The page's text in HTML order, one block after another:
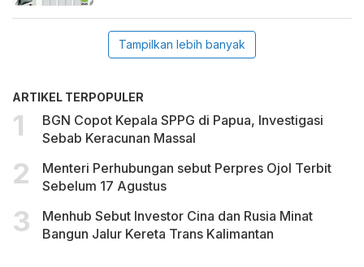
Tampilkan lebih banyak
ARTIKEL TERPOPULER
BGN Copot Kepala SPPG di Papua, Investigasi
Sebab Keracunan Massal
Menteri Perhubungan sebut Perpres Ojol Terbit
Sebelum 17 Agustus
Menhub Sebut Investor Cina dan Rusia Minat
Bangun Jalur Kereta Trans Kalimantan